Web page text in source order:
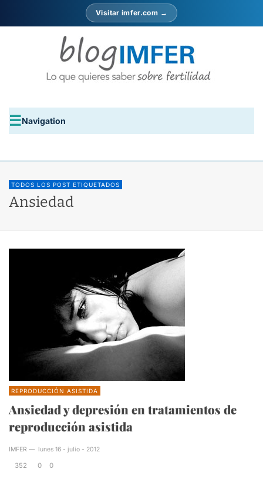
Visitar imfer.com →
Navigation
TODOS LOS POST ETIQUETADOS
Ansiedad
REPRODUCCIÓN ASISTIDA
Ansiedad y depresión en tratamientos de
reproducción asistida
IMFER — lunes 16 - julio - 2012
352 0 0